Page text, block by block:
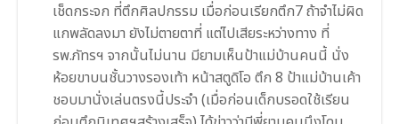
เช็ดกระจก ที่ตึกศิลปกรรม เมื่อก่อนเรียกตึก7 ถ้าจำไม่ผิด
แกพลัดลงมา ยังไม่ตายตาที่ แต่ไปเสียระหว่างทาง ที่
รพ.ภัทรฯ จากนั้นไม่นาน มียามเห็นป้าแม่บ้านคนนี้ นั่ง
ห้อยขาบนชั้นวางรองเท้า หน้าสตูดิโอ ตึก 8 ป้าแม่บ้านเค้า
ชอบมานั่งเล่นตรงนี้ประจำ (เมื่อก่อนเด็กบรอดใช้เรียน